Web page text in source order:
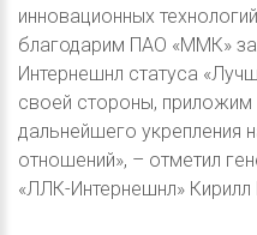
инновационных
благодарим ПАО «ММК»
Интернешнл статуса
своей стороны,
дальнейшего укрепления
отношений», – отметил
«ЛЛК-Интернешнл» Кирилл